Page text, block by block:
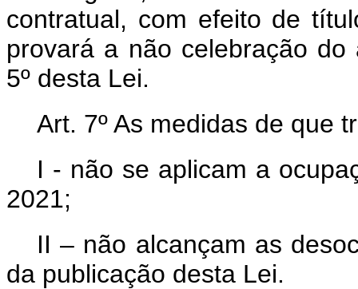
contratual, com efeito de
provará a não celebração
5º desta Lei.
Art. 7º As medidas de que
I - não se aplicam a
2021;
II – não alcançam as
da publicação desta Lei.